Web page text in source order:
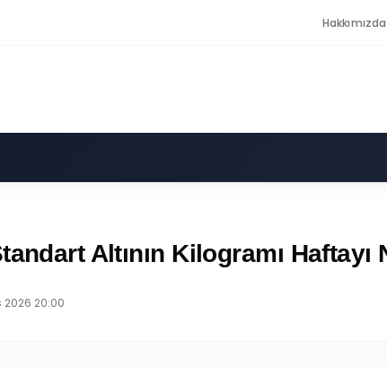
Hakkımızda
Altının Kilogramı Haftayı
2026 20:00